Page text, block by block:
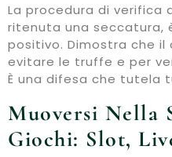
La procedura di verifica
ritenuta una seccatura,
positivo. Dimostra che il
evitare le truffe e per
È una difesa che tutela
Muoversi Nella
Giochi: Slot,